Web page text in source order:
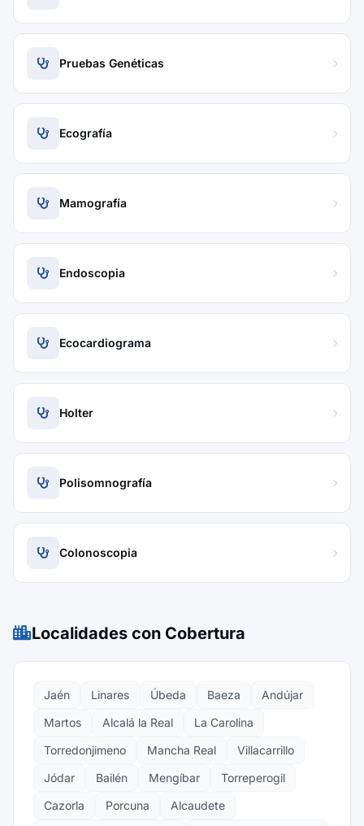
Pruebas Genéticas
Ecografía
Mamografía
Endoscopia
Ecocardiograma
Holter
Polisomnografía
Colonoscopia
Localidades con Cobertura
Jaén Linares Úbeda Baeza
Andújar
Martos
Alcalá la Real
La Carolina
Torredonjimeno
Mancha Real
Villacarrillo
Jódar
Bailén Mengíbar
Torreperogil
Cazorla
Porcuna Alcaudete